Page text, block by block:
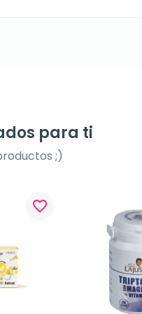
para ti
;)
favorite_border